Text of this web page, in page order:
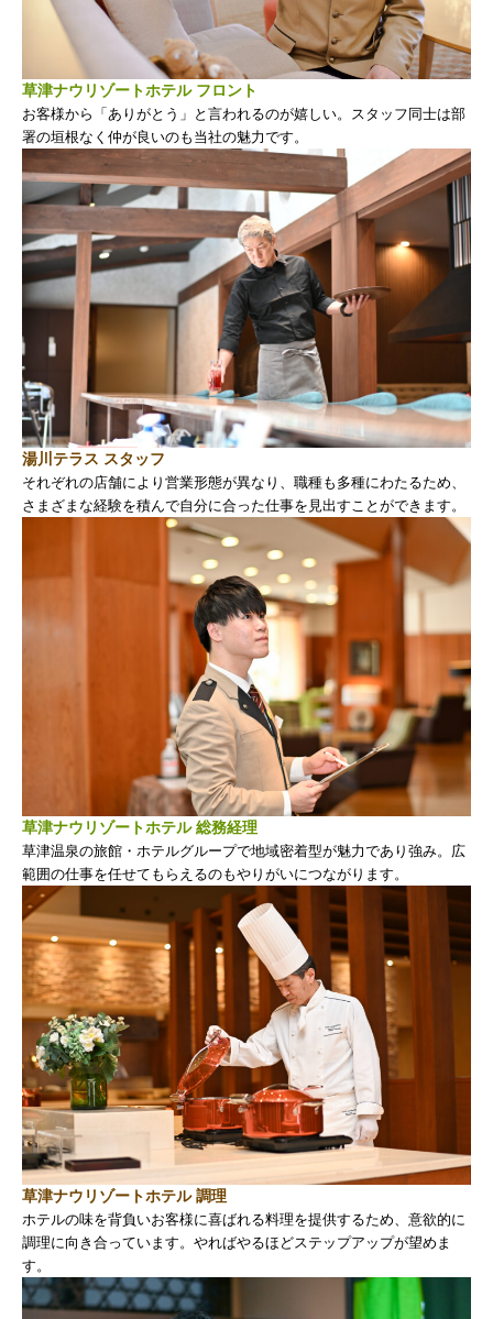
草津の生活
募集要項
応募・お問い合わせ
私たちが目指すこと 私たちのフィールド 私たちの仕事 草津の生
草津ナウリゾートホテル フロント
お客様から「ありがとう」と言われるのが嬉しい。スタッフ同士は部
署の垣根なく仲が良いのも当社の魅力です。
湯川テラス スタッフ
それぞれの店舗により営業形態が異なり、職種も多種にわたるため、
さまざまな経験を積んで自分に合った仕事を見出すことができます。
草津ナウリゾートホテル 総務経理
草津温泉の旅館・ホテルグループで地域密着型が魅力であり強み。広
範囲の仕事を任せてもらえるのもやりがいにつながります。
草津ナウリゾートホテル 調理
ホテルの味を背負いお客様に喜ばれる料理を提供するため、意欲的に
調理に向き合っています。やればやるほどステップアップが望めま
す。